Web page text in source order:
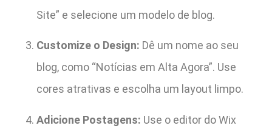
Site” e selecione um modelo de blog.
Customize o Design: Dê um nome ao seu
blog, como “Notícias em Alta Agora”. Use
cores atrativas e escolha um layout limpo.
Adicione Postagens: Use o editor do Wix